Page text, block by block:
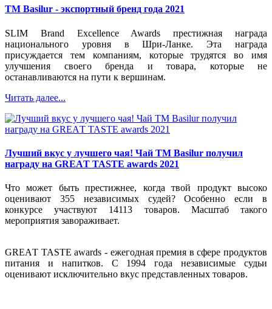
ТМ Basilur - экспортный бренд года 2021
SLIM Brand Excellence Awards престижная награда
национального уровня в Шри-Ланке. Эта награда
присуждается тем компаниям, которые трудятся во имя
улучшения своего бренда и товара, которые не
останавливаются на пути к вершинам.
Читать далее...
Лучший вкус у лучшего чая! Чай ТМ Basilur получил
награду на GREАT TASTE awards 2021
Что может быть престижнее, когда твой продукт высоко
оценивают 355 независимых судей? Особенно если в
конкурсе участвуют 14113 товаров. Масштаб такого
мероприятия завораживает.
GREАT TASTE awards - ежегодная премия в сфере продуктов
питания и напитков. С 1994 года независимые судьи
оценивают исключительно вкус представленных товаров.